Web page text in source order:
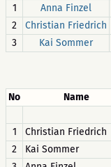
1
Anna Finzel
2
Christian Friedrich
3
Kai Sommer
No Name
1
Christian Friedrich
2
Kai Sommer